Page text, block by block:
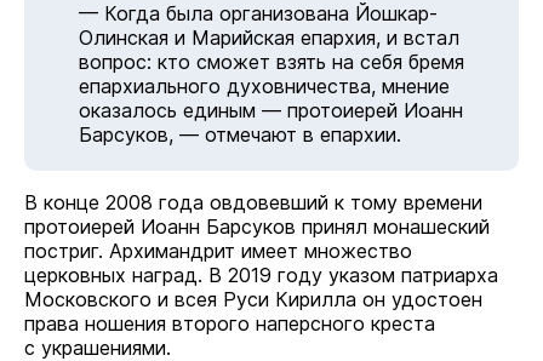
— Когда была организована Йошкар-
Олинская и Марийская епархия, и встал
вопрос: кто сможет взять на себя бремя
епархиального духовничества, мнение
оказалось единым — протоиерей Иоанн
Барсуков, — отмечают в епархии.
В конце 2008 года овдовевший к тому времени
протоиерей Иоанн Барсуков принял монашеский
постриг. Архимандрит имеет множество
церковных наград. В 2019 году указом патриарха
Московского и всея Руси Кирилла он удостоен
права ношения второго наперсного креста
с украшениями.